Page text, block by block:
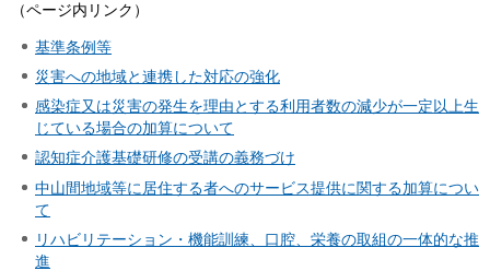
（ページ内リンク）
基準条例等
災害への地域と連携した対応の強化
感染症又は災害の発生を理由とする利用者数の減少が一定以上生
じている場合の加算について
認知症介護基礎研修の受講の義務づけ
中山間地域等に居住する者へのサービス提供に関する加算につい
て
リハビリテーション・機能訓練、口腔、栄養の取組の一体的な推
進